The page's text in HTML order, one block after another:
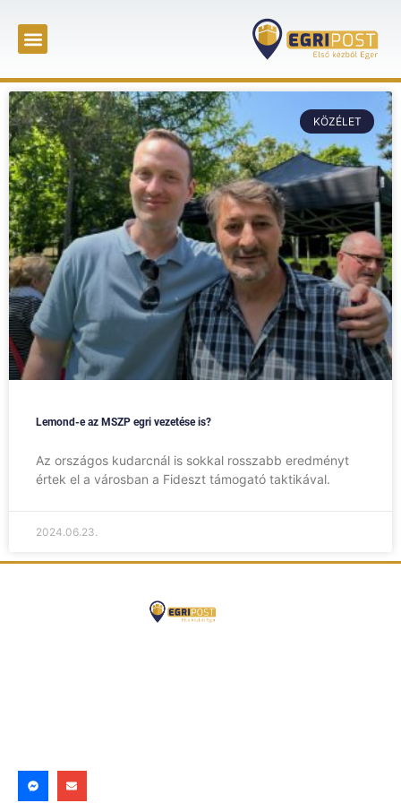
KÖZÉLET
Lemond-e az MSZP egri vezetése is?
Az országos kudarcnál is sokkal rosszabb eredményt
értek el a városban a Fideszt támogató taktikával.
2024.06.23.